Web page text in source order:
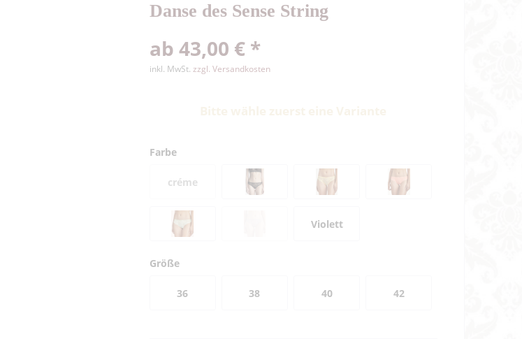
Danse des Sense String
ab 43,00 € *
inkl. MwSt. zzgl. Versandkosten
Farbe
créme
Violett
Größe
36 38 40 42